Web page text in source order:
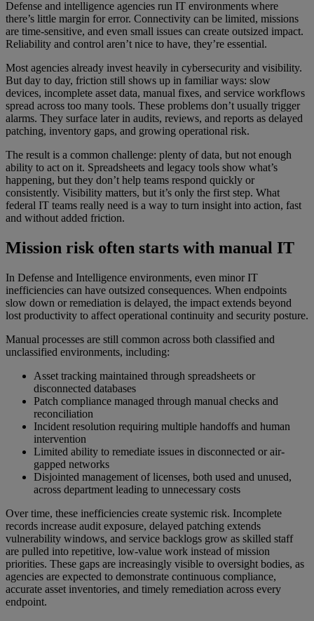
Defense and intelligence agencies run IT environments where
there’s little margin for error. Connectivity can be limited, missions
are time-sensitive, and even small issues can create outsized impact.
Reliability and control aren’t nice to have, they’re essential.
Most agencies already invest heavily in cybersecurity and visibility.
But day to day, friction still shows up in familiar ways: slow
devices, incomplete asset data, manual fixes, and service workflows
spread across too many tools. These problems don’t usually trigger
alarms. They surface later in audits, reviews, and reports as delayed
patching, inventory gaps, and growing operational risk.
The result is a common challenge: plenty of data, but not enough
ability to act on it. Spreadsheets and legacy tools show what’s
happening, but they don’t help teams respond quickly or
consistently. Visibility matters, but it’s only the first step. What
federal IT teams really need is a way to turn insight into action, fast
and without added friction.
Mission risk often starts with manual IT
In Defense and Intelligence environments, even minor IT
inefficiencies can have outsized consequences. When endpoints
slow down or remediation is delayed, the impact extends beyond
lost productivity to affect operational continuity and security posture.
Manual processes are still common across both classified and
unclassified environments, including:
Asset tracking maintained through spreadsheets or
disconnected databases
Patch compliance managed through manual checks and
reconciliation
Incident resolution requiring multiple handoffs and human
intervention
Limited ability to remediate issues in disconnected or air-
gapped networks
Disjointed management of licenses, both used and unused,
across department leading to unnecessary costs
Over time, these inefficiencies create systemic risk. Incomplete
records increase audit exposure, delayed patching extends
vulnerability windows, and service backlogs grow as skilled staff
are pulled into repetitive, low-value work instead of mission
priorities. These gaps are increasingly visible to oversight bodies, as
agencies are expected to demonstrate continuous compliance,
accurate asset inventories, and timely remediation across every
endpoint.